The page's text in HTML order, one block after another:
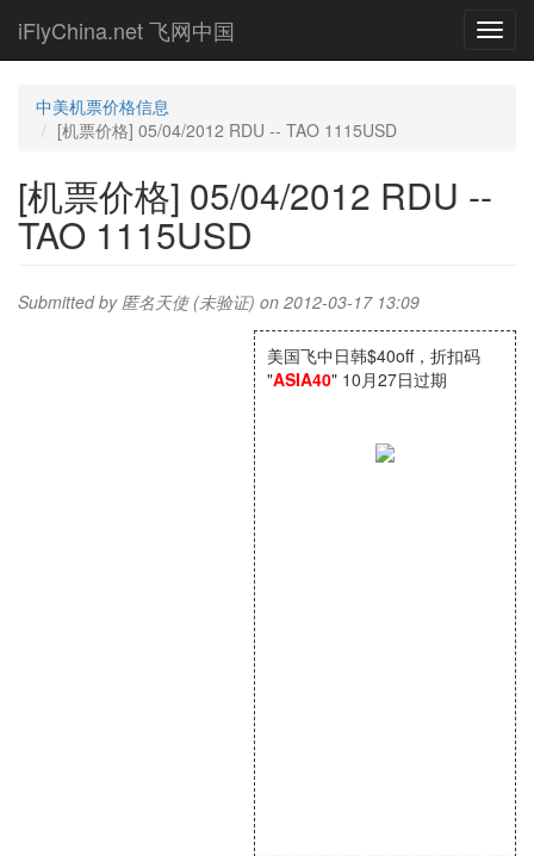
main
iFlyChina.net 飞网中国
中美机票价格信息
[机票价格] 05/04/2012 RDU -- TAO 1115USD
[机票价格] 05/04/2012 RDU --
TAO 1115USD
Submitted by 匿名天使 (未验证) on 2012-03-17 13:09
美国飞中日韩$40off，折扣码
"ASIA40" 10月27日过期